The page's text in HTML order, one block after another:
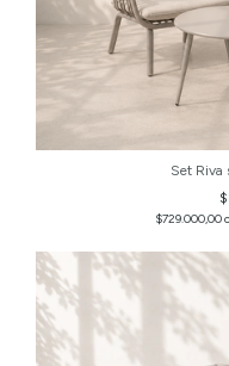
Set Riva
$729.000,00